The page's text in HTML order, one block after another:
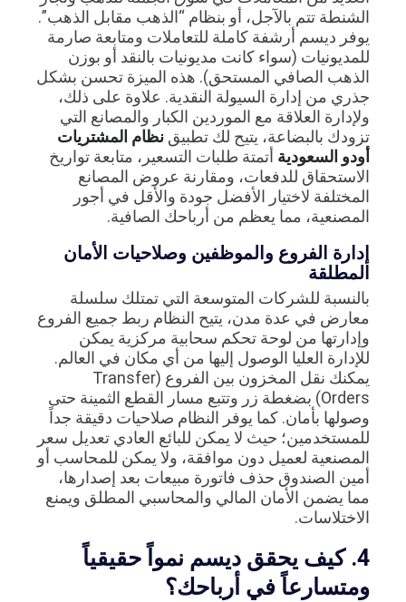
الشنطة تتم بالآجل، أو بنظام “الذهب مقابل الذهب”.
يوفر ديسم أرشفة كاملة للتعاملات ومتابعة صارمة
للمديونيات (سواء كانت مديونيات بالنقد أو بوزن
الذهب الصافي المستحق). هذه الميزة تحسن بشكل
جذري من إدارة السيولة النقدية. علاوة على ذلك،
ولإدارة العلاقة مع الموردين الكبار والمصانع التي
تزودك بالبضاعة، يتيح لك تطبيقنظام المشتريات
أودو السعوديةأتمتة طلبات التسعير، متابعة تواريخ
الاستحقاق للدفعات، ومقارنة عروض المصانع
المختلفة لاختيار الأفضل جودة والأقل في أجور
المصنعية، مما يعظم من أرباحك الصافية.
إدارة الفروع والموظفين وصلاحيات الأمان
المطلقة
بالنسبة للشركات المتوسعة التي تمتلك سلسلة
معارض في عدة مدن، يتيح النظام ربط جميع الفروع
وإدارتها من لوحة تحكم سحابية مركزية يمكن
للإدارة العليا الوصول إليها من أي مكان في العالم.
يمكنك نقل المخزون بين الفروع (Transfer
Orders) بضغطة زر وتتبع مسار القطع الثمينة حتى
وصولها بأمان. كما يوفر النظام صلاحيات دقيقة جداً
للمستخدمين؛ حيث لا يمكن للبائع العادي تعديل سعر
المصنعية لعميل دون موافقة، ولا يمكن للمحاسب أو
أمين الصندوق حذف فاتورة مبيعات بعد إصدارها،
مما يضمن الأمان المالي والمحاسبي المطلق ويمنع
الاختلاسات.
4. كيف يحقق ديسم نمواً حقيقياً
ومتسارعاً في أرباحك؟